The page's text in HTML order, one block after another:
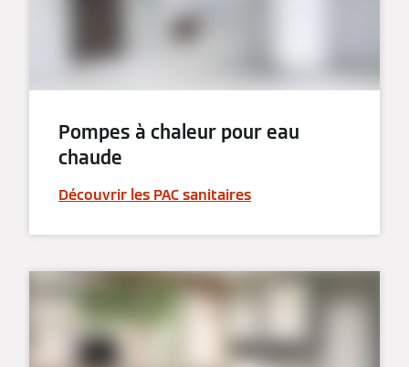
Pompes à chaleur pour eau
chaude
Découvrir les PAC sanitaires